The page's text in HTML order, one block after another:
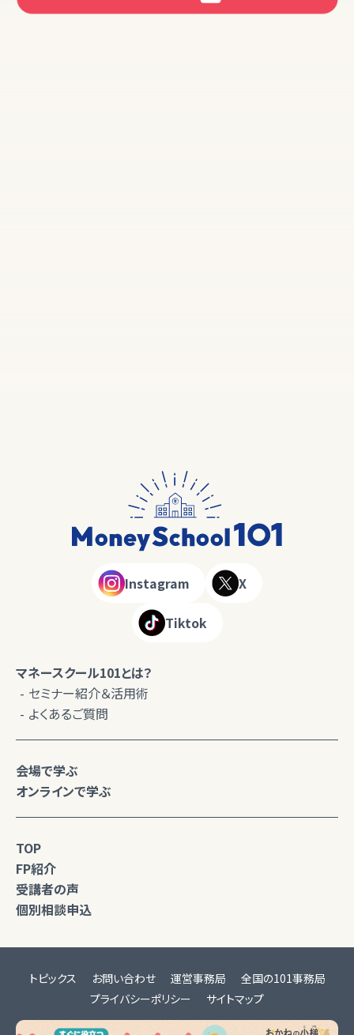
Instagram X
Tiktok
マネースクール101とは？
セミナー紹介＆活用術
よくあるご質問
会場で学ぶ
オンラインで学ぶ
TOP
FP紹介
受講者の声
個別相談申込
トピックス お問い合わせ 運営事務局
全国の101事務局
プライバシーポリシー
サイトマップ